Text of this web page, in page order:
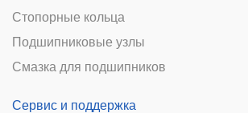
Стопорные кольца
Подшипниковые узлы
Смазка для подшипников
Сервис и поддержка